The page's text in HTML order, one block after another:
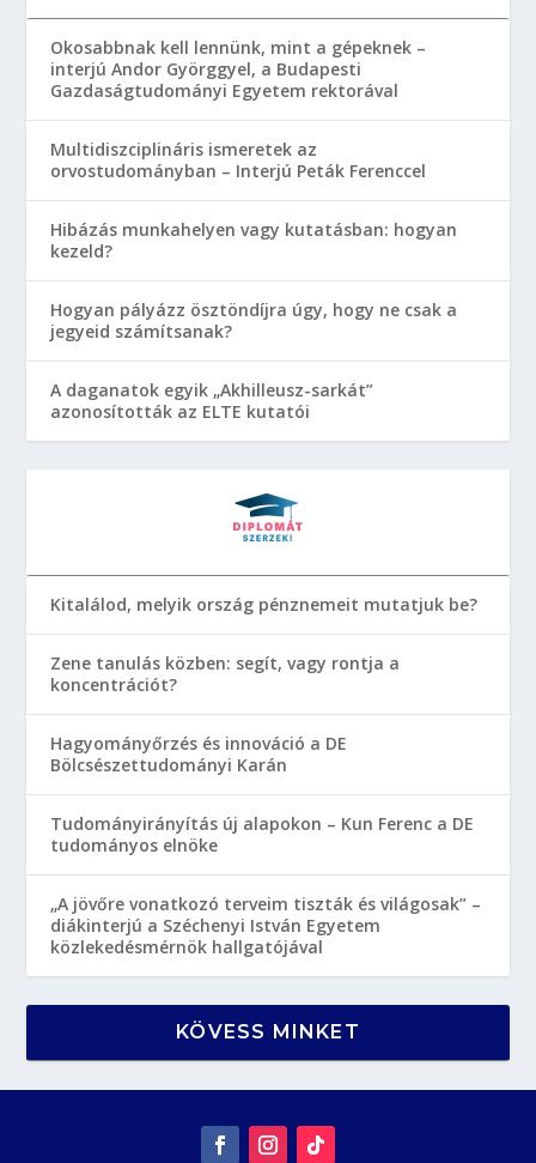
Okosabbnak kell lennünk, mint a gépeknek –
interjú Andor Györggyel, a Budapesti
Gazdaságtudományi Egyetem rektorával
Multidiszciplináris ismeretek az
orvostudományban – Interjú Peták Ferenccel
Hibázás munkahelyen vagy kutatásban: hogyan
kezeld?
Hogyan pályázz ösztöndíjra úgy, hogy ne csak a
jegyeid számítsanak?
A daganatok egyik „Akhilleusz-sarkát”
azonosították az ELTE kutatói
Kitalálod, melyik ország pénznemeit mutatjuk be?
Zene tanulás közben: segít, vagy rontja a
koncentrációt?
Hagyományőrzés és innováció a DE
Bölcsészettudományi Karán
Tudományirányítás új alapokon – Kun Ferenc a DE
tudományos elnöke
„A jövőre vonatkozó terveim tiszták és világosak” –
diákinterjú a Széchenyi István Egyetem
közlekedésmérnök hallgatójával
KÖVESS MINKET